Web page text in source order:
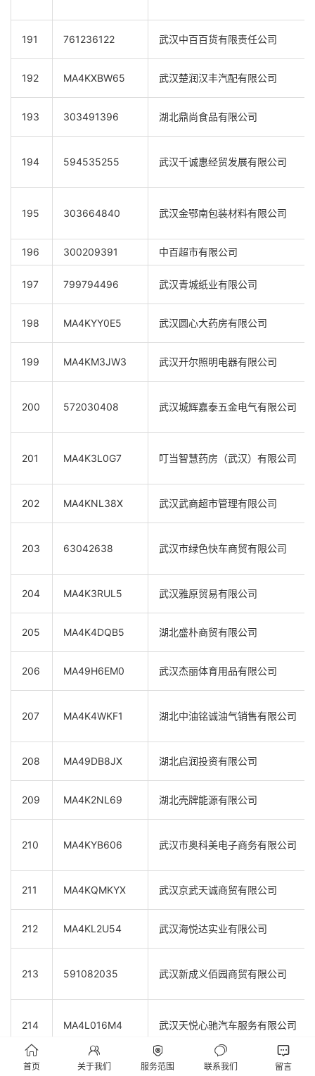
191 761236122 武汉中百百货有限责任公司
192 MA4KXBW65 武汉楚润汉丰汽配有限公司
193 303491396 湖北鼎尚食品有限公司
194 594535255 武汉千诚惠经贸发展有限公司
195 303664840 武汉金鄂南包装材料有限公司
196 300209391 中百超市有限公司
197 799794496 武汉青城纸业有限公司
198 MA4KYY0E5 武汉圆心大药房有限公司
199 MA4KM3JW3 武汉开尔照明电器有限公司
200 572030408 武汉城辉嘉泰五金电气有限公司
201 MA4K3L0G7 叮当智慧药房（武汉）有限公司
202 MA4KNL38X 武汉武商超市管理有限公司
203 63042638 武汉市绿色快车商贸有限公司
204 MA4K3RUL5 武汉雅原贸易有限公司
205 MA4K4DQB5 湖北盛朴商贸有限公司
206 MA49H6EM0 武汉杰丽体育用品有限公司
207 MA4K4WKF1 湖北中油铭诚油气销售有限公司
208 MA49DB8JX 湖北启润投资有限公司
209 MA4K2NL69 湖北壳牌能源有限公司
210 MA4KYB606 武汉市奥科美电子商务有限公司
211 MA4KQMKYX 武汉京武天诚商贸有限公司
212 MA4KL2U54 武汉海悦达实业有限公司
213 591082035 武汉新成义佰园商贸有限公司
214 MA4L016M4 武汉天悦心驰汽车服务有限公司
215 MA4KMXYGX 武汉菲迪凯商贸有限公司

首页

关于我们

服务范围

联系我们

留言